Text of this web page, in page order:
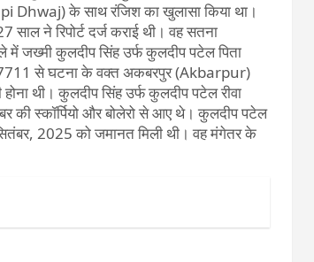
Dhwaj) के साथ रंजिश का खुलासा किया था।
ने रिपोर्ट दर्ज कराई थी। वह सतना
जख्मी कुलदीप सिंह उर्फ कुलदीप पटेल पिता
7711 से घटना के वक्त अकबरपुर (Akbarpur)
थी। कुलदीप सिंह उर्फ कुलदीप पटेल रीवा
की स्कॉर्पियो और बोलेरो से आए थे। कुलदीप पटेल
2025 को जमानत मिली थी। वह मंगेतर के